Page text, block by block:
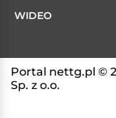
WIDEO
Portal nettg.pl ©
Sp. z o.o.